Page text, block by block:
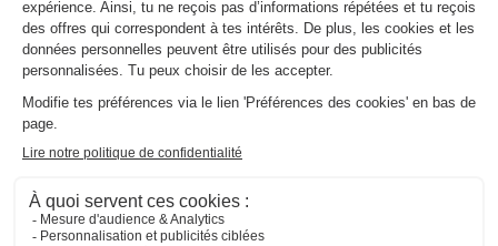
Meilleur prix pour 7 nuits
245 €
Voir les hébergements
Noble Val